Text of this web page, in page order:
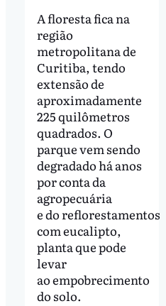
A floresta fica na
região
metropolitana de
Curitiba, tendo
extensão de
aproximadamente
225 quilômetros
quadrados. O
parque vem sendo
degradado há anos
por conta da
agropecuária
e do reflorestamentos
com eucalipto,
planta que pode
levar
ao empobrecimento
do solo.